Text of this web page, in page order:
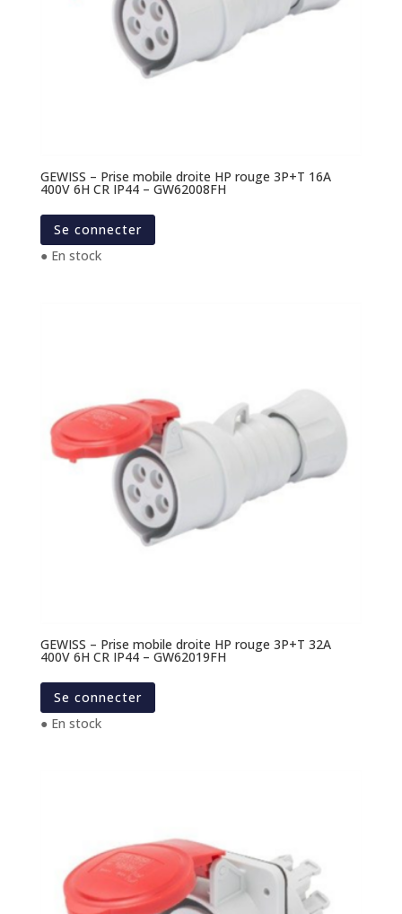
GEWISS – Prise mobile droite HP rouge 3P+T 16A
400V 6H CR IP44 – GW62008FH
Se connecter
● En stock
GEWISS – Prise mobile droite HP rouge 3P+T 32A
400V 6H CR IP44 – GW62019FH
Se connecter
● En stock